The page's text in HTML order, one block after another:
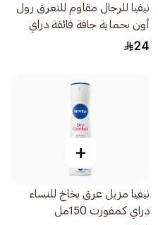
نيفيا للرجال مقاوم للتعرق رول
أون بحماية جافة فائقة دراي
إمباكت 50مل
24
+
نيفيا مزيل عرق بخاخ للنساء
دراي كمفورت 150مل